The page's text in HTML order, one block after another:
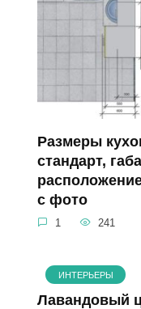
Размеры
стандарт,
с фото
1 241
ИНТЕРЬЕРЫ
Лавандовый